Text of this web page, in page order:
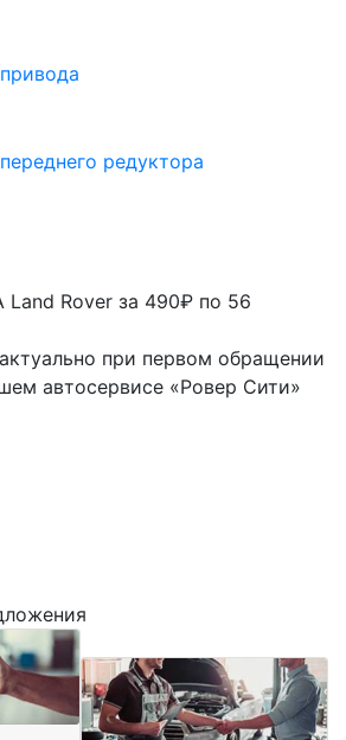
редуктора
Rover за 490₽ по 56
при первом обращении
автосервисе «Ровер Сити»